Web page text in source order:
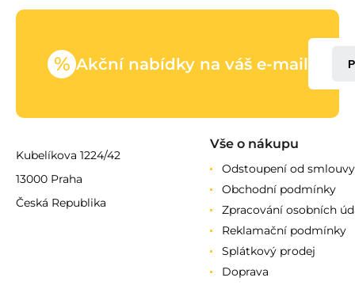
% Akční nabídky na váš e-mail
Kubelíkova 1224/42
13000 Praha
Česká Republika
Vše o nákupu
Odstoupení od smlouvy
Obchodní podmínky
Zpracování osobních
Reklamační podmínky
Splátkový prodej
Doprava